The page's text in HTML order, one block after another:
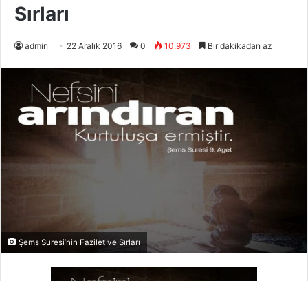
Sırları
admin 22 Aralık 2016 0 10.973 Bir dakikadan az
Şems Suresi’nin Fazilet ve Sırları